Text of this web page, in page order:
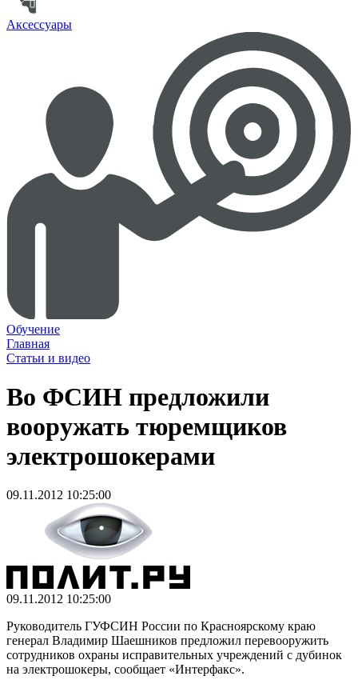
Аксессуары
Обучение
Главная
Статьи и видео
Во ФСИН предложили
вооружать тюремщиков
электрошокерами
09.11.2012 10:25:00
09.11.2012 10:25:00
Руководитель ГУФСИН России по Красноярскому краю
генерал Владимир Шаешников предложил перевооружить
сотрудников охраны исправительных учреждений с дубинок
на электрошокеры, сообщает «Интерфакс».